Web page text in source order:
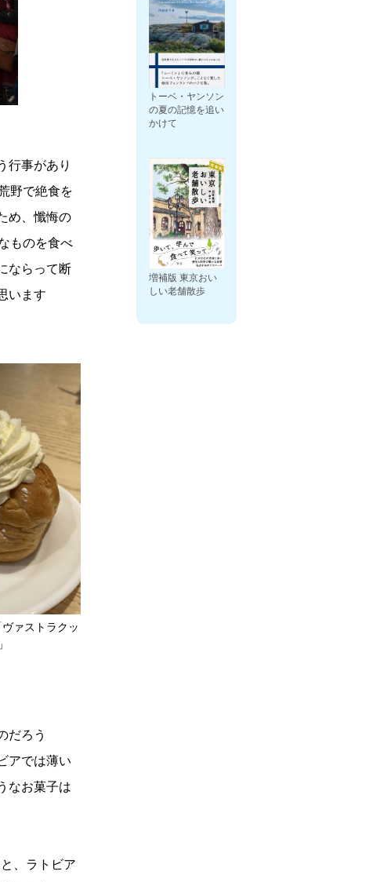
行事があり
野で絶食を
め、懺悔の
ものを食べ
ならって断
います
ァストラクッ
だろう
アでは薄い
なお菓子は
、ラトビア
トーベ・ヤンソン
の夏の記憶を追い
かけて
増補版 東京おい
しい老舗散歩